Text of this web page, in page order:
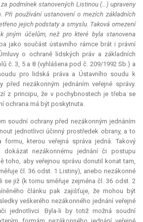
podmínek stanovených Listinou (…) upraveny
Při používání ustanovení o mezích základních
jejich podstaty a smyslu. Taková omezení
jiným účelům, než pro které byla stanovena
jako součást ústavního rámce brát i právní
o ochraně lidských práv a základních
č. 3, 5 a 8 (vyhlášena pod č. 209/1992 Sb.) a
pro lidská práva a Ústavního soudu k
před nezákonným jednáním veřejné správy.
z principu, že v pochybnostech je třeba se
ochrana má být poskytnuta.
soudní ochrany před nezákonným jednáním
jednotlivci účinný prostředek obrany, a to
kterou veřejná správa jedná. Takový
dokázat nezákonnému jednání či postupu
toho, aby veřejnou správu donutil konat tam,
čl. 36 odst. 1 Listiny), anebo nezákonné
se již (k tomu směřuje zejména čl. 36 odst. 2
článku pak zajišťuje, že mohou být
veškerého nezákonného jednání veřejné
jednotlivci. Byla-li by totiž možná soudní